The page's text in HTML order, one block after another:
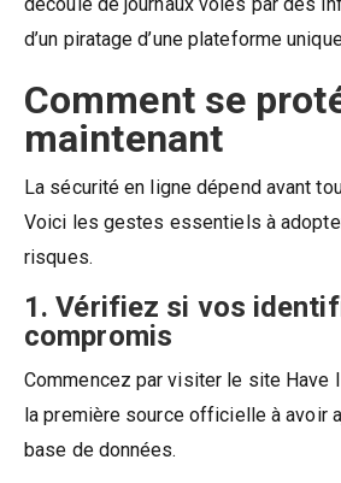
d’un piratage d’une plateforme
Comment se
maintenant
La sécurité en ligne dépend avant
Voici les gestes essentiels à
risques.
1. Vérifiez si vos
compromis
Commencez par visiter le site Have I
la première source officielle à avoir
base de données.